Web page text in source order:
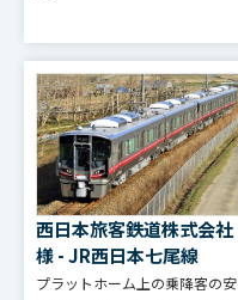
西日本旅客鉄道株式会社
様 - JR西日本七尾線
プラットホーム上の乗降客の安